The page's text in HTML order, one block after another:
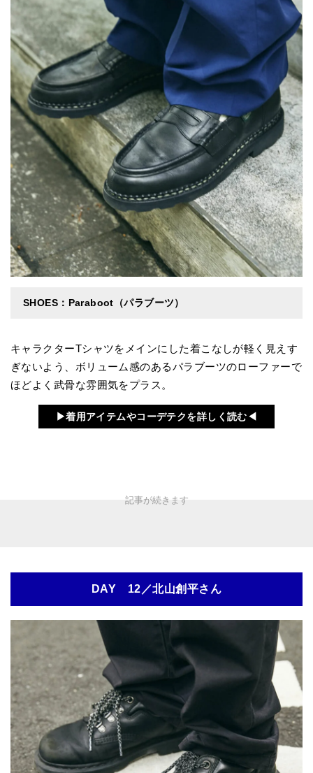
SHOES：Paraboot（パラブーツ）
キャラクターTシャツをメインにした着こなしが軽く見えす
ぎないよう、ボリューム感のあるパラブーツのローファーで
ほどよく武骨な雰囲気をプラス。
▶︎着用アイテムやコーデテクを詳しく読む◀︎
DAY 12／北山創平さん